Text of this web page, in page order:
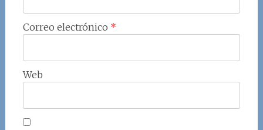
Correo electrónico *
Web